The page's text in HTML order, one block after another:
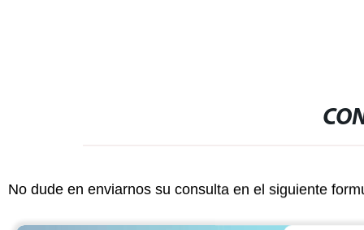
No dude en enviarnos su consulta en el siguiente